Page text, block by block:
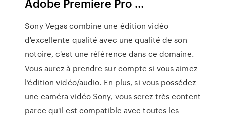
Sony Vegas combine une édition vidéo
d'excellente qualité avec une qualité de son
notoire, c'est une référence dans ce domaine.
Vous aurez à prendre sur compte si vous aimez
l’édition vidéo/audio. En plus, si vous possédez
une caméra vidéo Sony, vous serez très content
parce qu'il est compatible avec toutes les